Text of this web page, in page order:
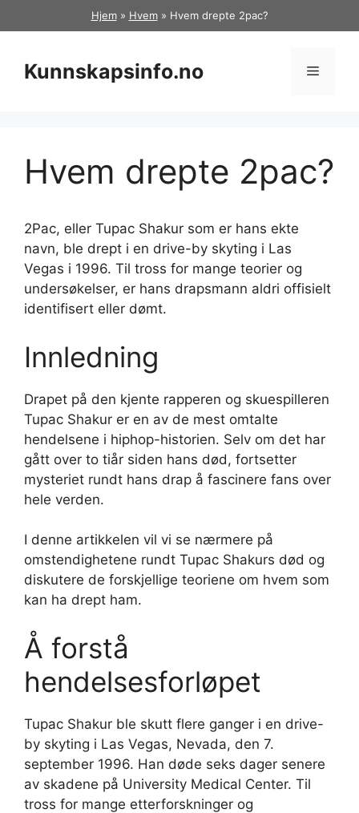
til
Hjem» Hvem» Hvem drepte 2pac?
Kunnskapsinfo.no Meny
Hvem drepte 2pac?
2Pac, eller Tupac Shakur som er hans ekte
navn, ble drept i en drive-by skyting i Las
Vegas i 1996. Til tross for mange teorier og
undersøkelser, er hans drapsmann aldri offisielt
identifisert eller dømt.
Innledning
Drapet på den kjente rapperen og skuespilleren
Tupac Shakur er en av de mest omtalte
hendelsene i hiphop-historien. Selv om det har
gått over to tiår siden hans død, fortsetter
mysteriet rundt hans drap å fascinere fans over
hele verden.
I denne artikkelen vil vi se nærmere på
omstendighetene rundt Tupac Shakurs død og
diskutere de forskjellige teoriene om hvem som
kan ha drept ham.
Å forstå
hendelsesforløpet
Tupac Shakur ble skutt flere ganger i en drive-
by skyting i Las Vegas, Nevada, den 7.
september 1996. Han døde seks dager senere
av skadene på University Medical Center. Til
tross for mange etterforskninger og